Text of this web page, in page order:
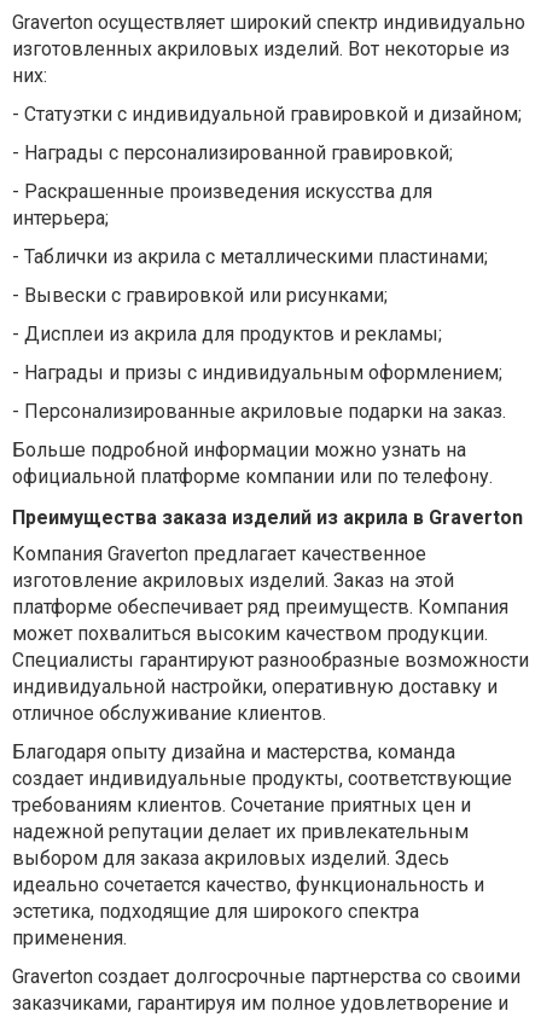
Graverton осуществляет широкий спектр индивидуально
изготовленных акриловых изделий. Вот некоторые из
них:
- Статуэтки с индивидуальной гравировкой и дизайном;
- Награды с персонализированной гравировкой;
- Раскрашенные произведения искусства для
интерьера;
- Таблички из акрила с металлическими пластинами;
- Вывески с гравировкой или рисунками;
- Дисплеи из акрила для продуктов и рекламы;
- Награды и призы с индивидуальным оформлением;
- Персонализированные акриловые подарки на заказ.
Больше подробной информации можно узнать на
официальной платформе компании или по телефону.
Преимущества заказа изделий из акрила в Graverton
Компания Graverton предлагает качественное
изготовление акриловых изделий. Заказ на этой
платформе обеспечивает ряд преимуществ. Компания
может похвалиться высоким качеством продукции.
Специалисты гарантируют разнообразные возможности
индивидуальной настройки, оперативную доставку и
отличное обслуживание клиентов.
Благодаря опыту дизайна и мастерства, команда
создает индивидуальные продукты, соответствующие
требованиям клиентов. Сочетание приятных цен и
надежной репутации делает их привлекательным
выбором для заказа акриловых изделий. Здесь
идеально сочетается качество, функциональность и
эстетика, подходящие для широкого спектра
применения.
Graverton создает долгосрочные партнерства со своими
заказчиками, гарантируя им полное удовлетворение и